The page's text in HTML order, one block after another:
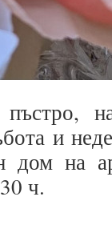
и
дом на
ч.